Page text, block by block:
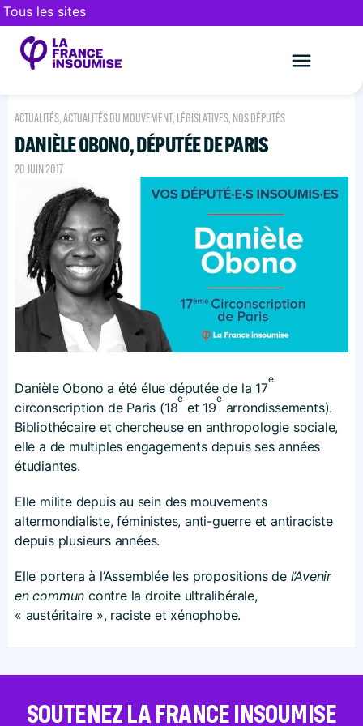
Tous les sites
ACTUALITÉS,ACTUALITÉS DU MOUVEMENT, LÉGISLATIVES, NOS DÉPUTÉS
DANIÈLE OBONO, DÉPUTÉE DE PARIS
20 JUIN 2017
Danièle Obono a été élue députée de la 17
e
circonscription de Paris (18
e
et 19
e
arrondissements).
Bibliothécaire et chercheuse en anthropologie sociale,
elle a de multiples engagements depuis ses années
étudiantes.
Elle milite depuis au sein des mouvements
altermondialiste, féministes, anti-guerre et antiraciste
depuis plusieurs années.
Elle portera à l’Assemblée les propositions de l’Avenir
en commun contre la droite ultralibérale,
« austéritaire », raciste et xénophobe.
SOUTENEZ LA FRANCE INSOUMISE